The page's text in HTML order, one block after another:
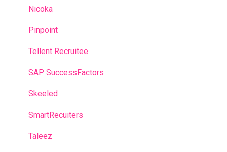
Nicoka
Pinpoint
Tellent Recruitee
SAP SuccessFactors
Skeeled
SmartRecuiters
Taleez